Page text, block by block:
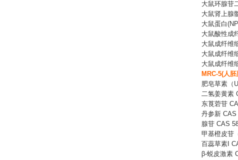
大鼠环腺苷
大鼠肾上腺
大鼠蛋白
大鼠酸性成
大鼠成纤维
大鼠成纤维
大鼠成纤维
MRC-5(人
肥皂草素（
二氢姜黄素
东莨菪苷
丹参新 CAS
腺苷 CAS
甲基橙皮苷
百蕊草素 I
β-蜕皮激素